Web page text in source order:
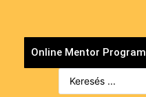
Online Mentor Program